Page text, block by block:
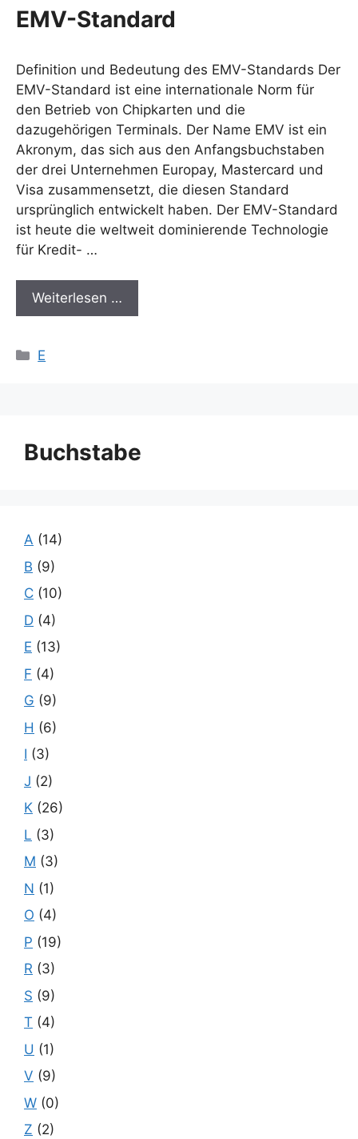
EMV-Standard
Definition und Bedeutung des EMV-Standards Der
EMV-Standard ist eine internationale Norm für
den Betrieb von Chipkarten und die
dazugehörigen Terminals. Der Name EMV ist ein
Akronym, das sich aus den Anfangsbuchstaben
der drei Unternehmen Europay, Mastercard und
Visa zusammensetzt, die diesen Standard
ursprünglich entwickelt haben. Der EMV-Standard
ist heute die weltweit dominierende Technologie
für Kredit- …
Weiterlesen …
Kategorien
E
Buchstabe
A (14)
B (9)
C (10)
D (4)
E (13)
F (4)
G (9)
H (6)
I (3)
J (2)
K (26)
L (3)
M (3)
N (1)
O (4)
P (19)
R (3)
S (9)
T (4)
U (1)
V (9)
W (0)
Z (2)